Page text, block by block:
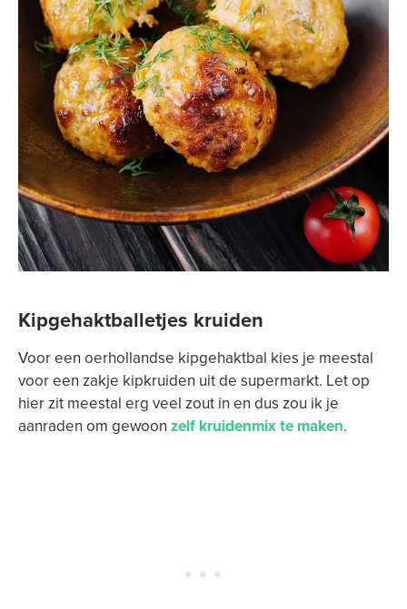
Kipgehaktballetjes kruiden
Voor een oerhollandse kipgehaktbal kies je meestal
voor een zakje kipkruiden uit de supermarkt. Let op
hier zit meestal erg veel zout in en dus zou ik je
aanraden om gewoon zelf kruidenmix te maken.